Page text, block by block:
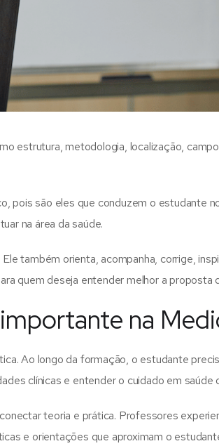
estrutura, metodologia, localização,
são eles que conduzem o estudante
na área da saúde.
também orienta, acompanha, corrige,
quem deseja entender melhor a proposta
na
Ao longo da formação, o estudante
clínicas e entender o cuidado em saúde
teoria e prática. Professores
e orientações que aproximam o